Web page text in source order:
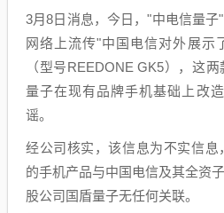
3月8日消息，今日，"中电信量
网络上流传"中国电信对外展示
（型号REEDONE GK5），这
量子在现有品牌手机基础上改
谣。
经公司核实，该信息为不实信息
的手机产品与中国电信及其全资
股公司国盾量子无任何关联。